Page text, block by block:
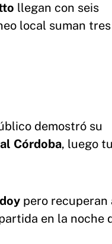
llegan con seis
local suman tres
demostró su
Córdoba, luego
pero recuperan
en la noche